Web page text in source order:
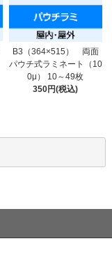
B3（364×515） 両面
パウチ式ラミネート（10
0μ） 10～49枚
350円(税込)